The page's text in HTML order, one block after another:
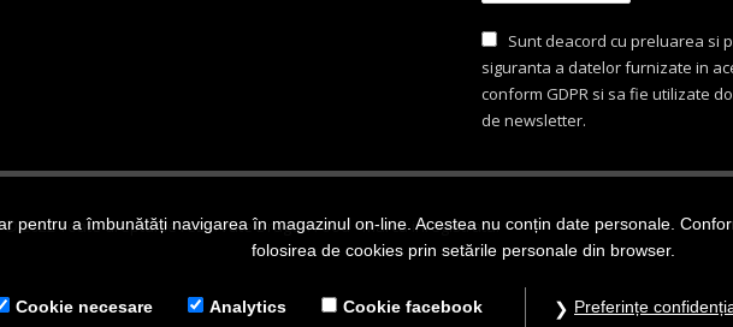
Sunt deacord cu preluarea si
siguranta a datelor furnizate in
conform GDPR si sa fie utilizate
de newsletter.
© 2022 Toate drepturile rezervate Dragon Food - marca inregistrata.
pentru a îmbunătăți navigarea în magazinul on-line. Acestea nu conțin date personale.
folosirea de cookies prin setările personale din browser.
Cookie necesare Analytics Cookie facebook Preferințe